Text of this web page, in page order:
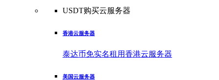
USDT购买云服务器
香港云服务器
泰达币免实名租用香港云服务器
美国云服务器